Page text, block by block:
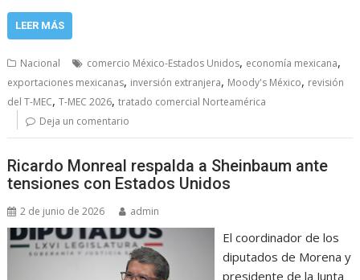
LEER MÁS
Nacional comercio México-Estados Unidos, economía mexicana,
exportaciones mexicanas, inversión extranjera, Moody's México, revisión
del T-MEC,T-MEC 2026,tratado comercial Norteamérica
Deja un comentario
Ricardo Monreal respalda a Sheinbaum ante
tensiones con Estados Unidos
2 de junio de 2026 admin
El coordinador de los
diputados de Morena y
presidente de la Junta